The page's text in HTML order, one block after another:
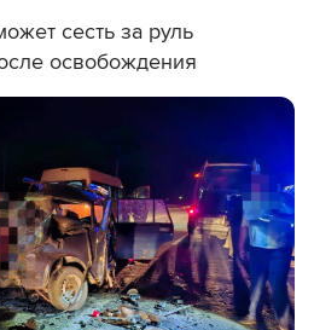
сесть за руль
освобождения